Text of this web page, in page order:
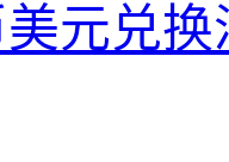
元兑